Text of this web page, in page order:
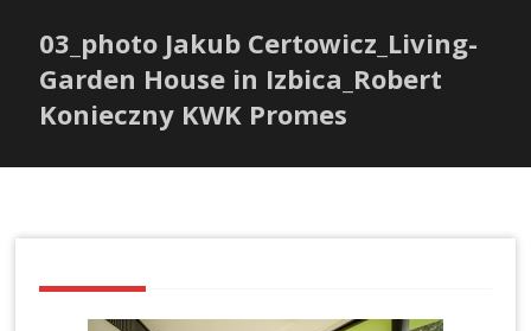
03_photo Jakub Certowicz_Living-
Garden House in Izbica_Robert
Konieczny KWK Promes